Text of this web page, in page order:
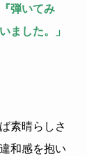
弾いてみ
ました。」
素晴らしさ
和感を抱い